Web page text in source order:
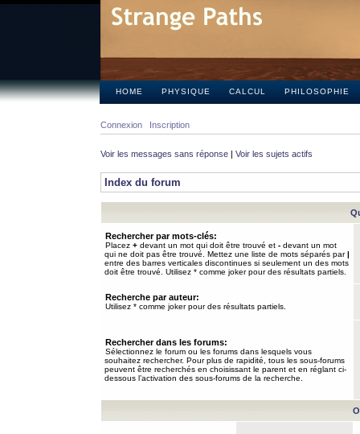
HOME PHYSIQUE CALCUL PHILOSOPHIE
Connexion Inscription
Voir les messages sans réponse | Voir les sujets actifs
Index du forum
Rechercher par mots-clés:
Placez + devant un mot qui doit être trouvé et - devant un mot
qui ne doit pas être trouvé. Mettez une liste de mots séparés par|
entre des barres verticales discontinues si seulement un des mots
doit être trouvé. Utilisez * comme joker pour des résultats partiels.
Recherche par auteur:
Utilisez * comme joker pour des résultats partiels.
Rechercher dans les forums:
Sélectionnez le forum ou les forums dans lesquels vous
souhaitez rechercher. Pour plus de rapidité, tous les sous-forums
peuvent être recherchés en choisissant le parent et en réglant ci-
dessous l’activation des sous-forums de la recherche.